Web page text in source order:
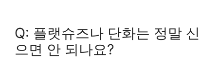
Q: 플랫슈즈나 단화는 정말 신
으면 안 되나요?